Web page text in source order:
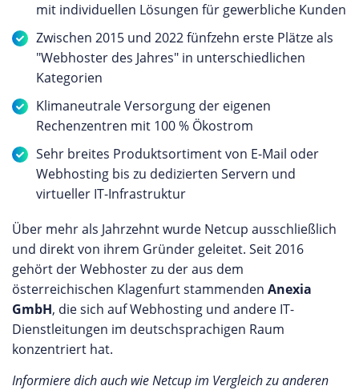
mit individuellen Lösungen für gewerbliche Kunden
Zwischen 2015 und 2022 fünfzehn erste Plätze als
"Webhoster des Jahres" in unterschiedlichen
Kategorien
Klimaneutrale Versorgung der eigenen
Rechenzentren mit 100 % Ökostrom
Sehr breites Produktsortiment von E-Mail oder
Webhosting bis zu dedizierten Servern und
virtueller IT-Infrastruktur
Über mehr als Jahrzehnt wurde Netcup ausschließlich
und direkt von ihrem Gründer geleitet. Seit 2016
gehört der Webhoster zu der aus dem
österreichischen Klagenfurt stammenden Anexia
GmbH, die sich auf Webhosting und andere IT-
Dienstleitungen im deutschsprachigen Raum
konzentriert hat.
Informiere dich auch wie Netcup im Vergleich zu anderen